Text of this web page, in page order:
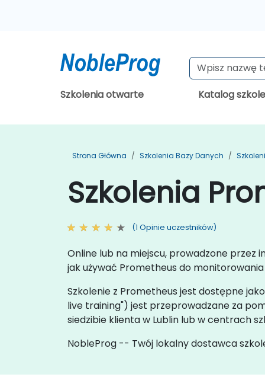
Szkolenia otwarte Katalog
Strona Główna Szkolenia Bazy Danych
Szkolenia
(1 Opinie uczestników)
Online lub na miejscu, prowadzone
jak używać Prometheus do
Szkolenie z Prometheus jest dostępne
live training") jest przeprowadzane za
siedzibie klienta w Lublin lub w centrach
NobleProg -- Twój lokalny dostawca